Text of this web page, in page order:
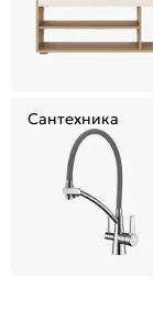
Сантехника